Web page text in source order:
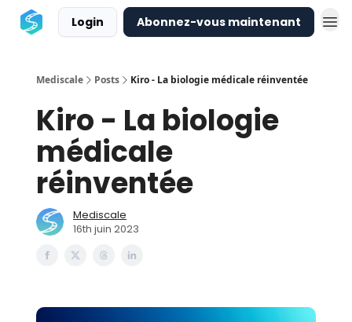
Login Abonnez-vous maintenant
Mediscale Posts Kiro - La biologie médicale réinventée
Kiro - La biologie
médicale
réinventée
Mediscale
16th juin 2023